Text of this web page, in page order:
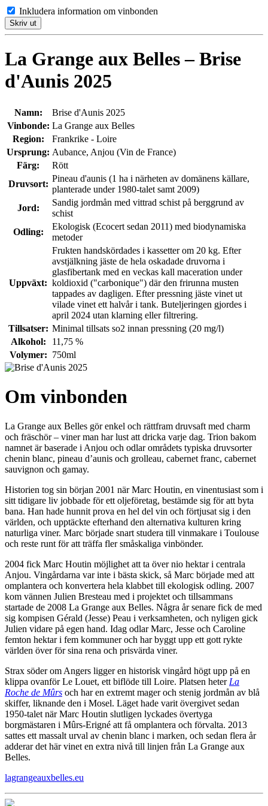
Inkludera information om vinbonden
Skriv ut
La Grange aux Belles – Brise
d'Aunis 2025
Namn:
Brise d'Aunis 2025
Vinbonde: La Grange aux Belles
Region:
Frankrike - Loire
Ursprung: Aubance, Anjou (Vin de France)
Färg:
Rött
Druvsort:
Pineau d'aunis (1 ha i närheten av domänens källare,
planterade under 1980-talet samt 2009)
Jord:
Sandig jordmån med vittrad schist på berggrund av
schist
Odling:
Ekologisk (Ecocert sedan 2011) med biodynamiska
metoder
Uppväxt:
Frukten handskördades i kassetter om 20 kg. Efter
avstjälkning jäste de hela oskadade druvorna i
glasfibertank med en veckas kall maceration under
koldioxid ("carbonique") där den frirunna musten
tappades av dagligen. Efter pressning jäste vinet ut
vilade vinet ett halvår i tank. Buteljeringen gjordes i
april 2024 utan klarning eller filtrering.
Tillsatser: Minimal tillsats so2 innan pressning (20 mg/l)
Alkohol:
11,75 %
Volymer: 750ml
Om vinbonden
La Grange aux Belles gör enkel och rättfram druvsaft med charm
och fräschör – viner man har lust att dricka varje dag. Trion bakom
namnet är baserade i Anjou och odlar områdets typiska druvsorter
chenin blanc, pineau d’aunis och grolleau, cabernet franc, cabernet
sauvignon och gamay.
Historien tog sin början 2001 när Marc Houtin, en vinentusiast som i
sitt tidigare liv jobbade för ett oljeföretag, bestämde sig för att byta
bana. Han hade hunnit prova en hel del vin och förtjusat sig i den
världen, och upptäckte efterhand den alternativa kulturen kring
naturliga viner. Marc började snart studera till vinmakare i Toulouse
och reste runt för att träffa fler småskaliga vinbönder.
2004 fick Marc Houtin möjlighet att ta över nio hektar i centrala
Anjou. Vingårdarna var inte i bästa skick, så Marc började med att
omplantera och konvertera hela klabbet till ekologisk odling. 2007
kom vännen Julien Bresteau med i projektet och tillsammans
startade de 2008 La Grange aux Belles. Några år senare fick de med
sig kompisen Gérald (Jesse) Peau i verksamheten, och nyligen gick
Julien vidare på egen hand. Idag odlar Marc, Jesse och Caroline
femton hektar i fem kommuner och har byggt upp ett gott rykte
världen över för sina rena och prisvärda viner.
Strax söder om Angers ligger en historisk vingård högt upp på en
klippa ovanför Le Louet, ett biflöde till Loire. Platsen heter La
Roche de Mûrs och har en extremt mager och stenig jordmån av blå
skiffer, liknande den i Mosel. Läget hade varit övergivet sedan
1950-talet när Marc Houtin slutligen lyckades övertyga
borgmästaren i Mûrs-Erigné att få omplantera och förvalta. 2013
sattes ett massalt urval av chenin blanc i marken, och sedan flera år
adderar det här vinet en extra nivå till linjen från La Grange aux
Belles.
lagrangeauxbelles.eu